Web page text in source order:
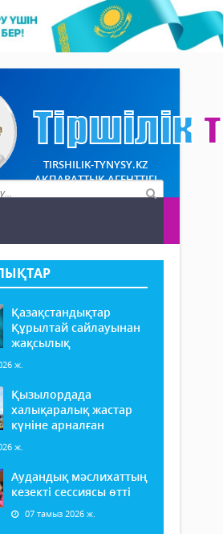
TIRSHILIK-TYNYSY.KZ
АҚПАРАТТЫҚ АГЕНТТІГІ
Қазақстандықтар
Құрылтай сайлауынан
жақсылық
ж.
Қызылордада
халықаралық жастар
күніне арналған
ж.
Аудандық мәслихаттың
кезекті сессиясы өтті
07 тамыз 2026 ж.